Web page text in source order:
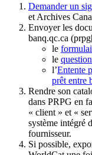
Demander un
et Archives
Envoyer les
banq.qc.ca
le
le
l’Entente
prêt entre
Rendre son
dans PRPG en
« client » et «
système intégré
fournisseur.
Si possible,